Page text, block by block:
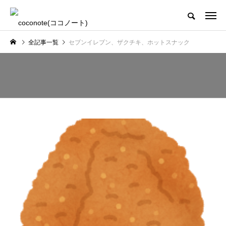
全記事一覧 セブンイレブン、ザクチキ、ホットスナック